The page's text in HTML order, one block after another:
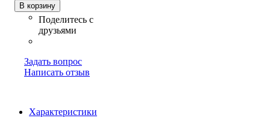
В корзину
Задать вопрос
Написать отзыв
Характеристики